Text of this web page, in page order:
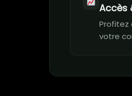
Accès
Profitez
votre